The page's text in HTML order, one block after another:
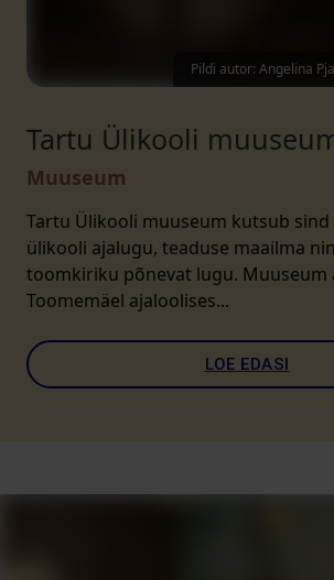
Tartu Ülikooli
Muuseum
Tartu Ülikooli muuseum kutsub sind
ülikooli ajalugu, teaduse maailma
toomkiriku põnevat lugu. Muuseum
Toomemäel ajaloolises...
LOE EDASI
Pildi autor: Angelina